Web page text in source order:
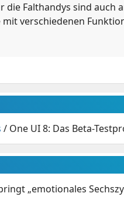
die Falthandys sind auch
mit verschiedenen
/ One UI 8: Das Beta-
„emotionales